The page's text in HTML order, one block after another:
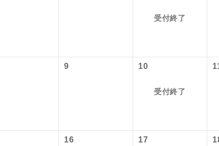
受付終了
9 10
受付終了
16 17
現地到着後、現地係員が同行しお世話いたします